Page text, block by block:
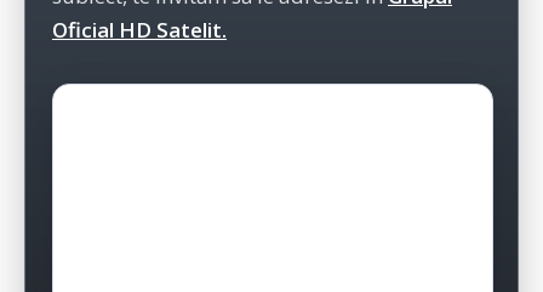
Oficial HD Satelit.